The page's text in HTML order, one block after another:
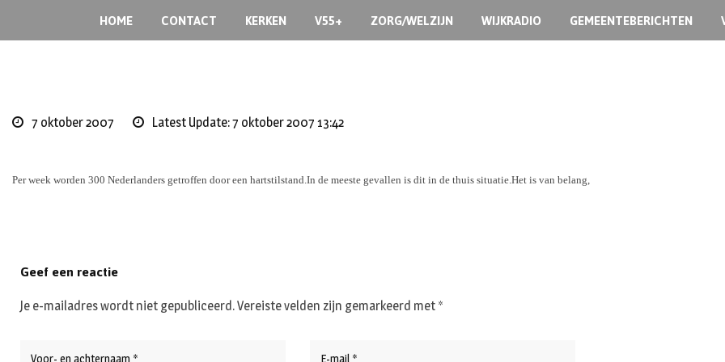
HOME CONTACT KERKEN V55+ ZORG/WELZIJN WIJKRADIO GEMEENTEBERICHTEN
7 oktober 2007 Latest Update: 7 oktober 2007 13:42
Per week worden 300 Nederlanders getroffen door een hartstilstand.In de meeste gevallen is dit in de thuis situatie.Het is van belang,
Geef een reactie
Je e-mailadres wordt niet gepubliceerd.Vereiste velden zijn gemarkeerd met *